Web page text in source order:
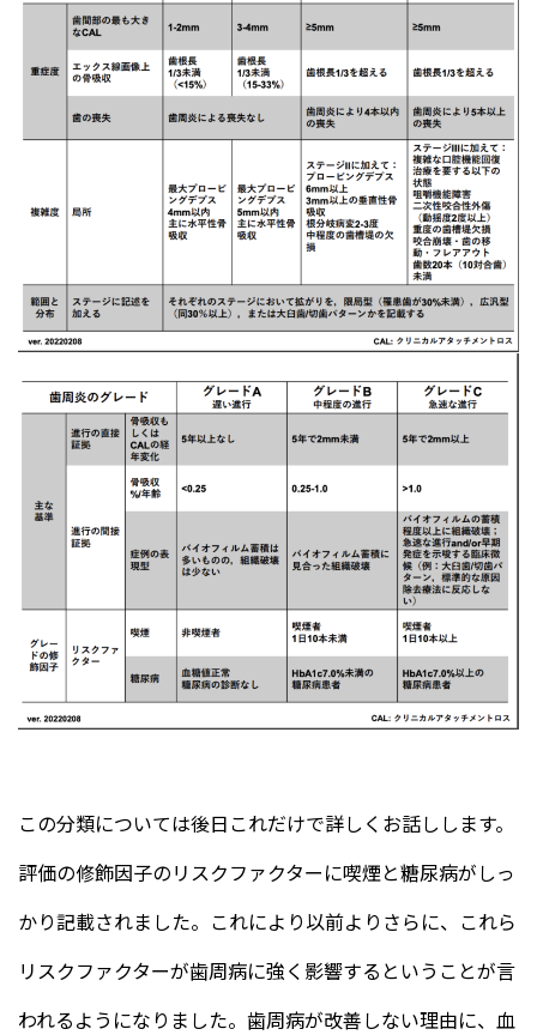
この分類については後日これだけで詳しくお話しします。
評価の修飾因子のリスクファクターに喫煙と糖尿病がしっ
かり記載されました。これにより以前よりさらに、これら
リスクファクターが歯周病に強く影響するということが言
われるようになりました。歯周病が改善しない理由に、血